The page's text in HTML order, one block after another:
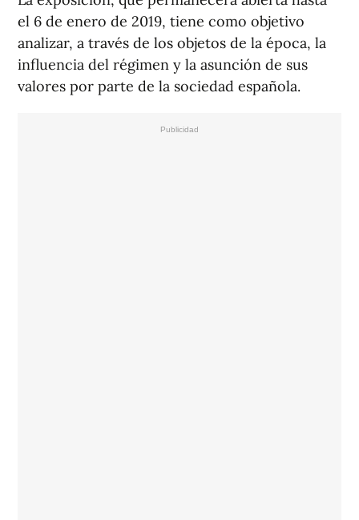
el 6 de enero de 2019, tiene como objetivo
analizar, a través de los objetos de la época, la
influencia del régimen y la asunción de sus
valores por parte de la sociedad española.